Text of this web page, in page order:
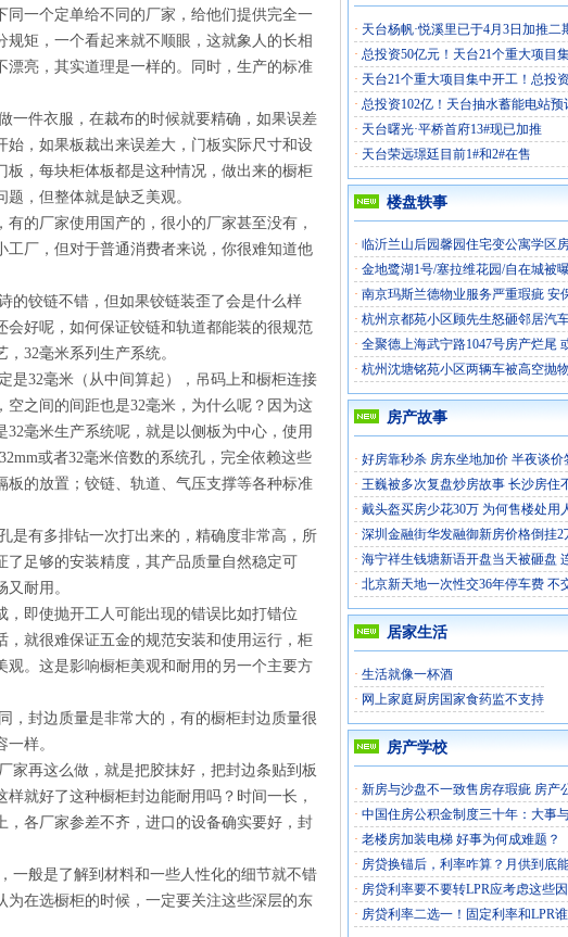
一个定单给不同的厂家，给他们提供完全一
矩，一个看起来就不顺眼，这就象人的长相
亮，其实道理是一样的。同时，生产的标准
件衣服，在裁布的时候就要精确，如果误差
，如果板裁出来误差大，门板实际尺寸和设
，每块柜体板都是这种情况，做出来的橱柜
，但整体就是缺乏美观。
的厂家使用国产的，很小的厂家甚至没有，
厂，但对于普通消费者来说，你很难知道他
铰链不错，但如果铰链装歪了会是什么样
好呢，如何保证铰链和轨道都能装的很规范
32毫米系列生产系统。
32毫米（从中间算起），吊码上和橱柜连接
之间的间距也是32毫米，为什么呢？因为这
毫米生产系统呢，就是以侧板为中心，使用
或者32毫米倍数的系统孔，完全依赖这些
的放置；铰链、轨道、气压支撑等各种标准
有多排钻一次打出来的，精确度非常高，所
足够的安装精度，其产品质量自然稳定可
耐用。
即使抛开工人可能出现的错误比如打错位
就很难保证五金的规范安装和使用运行，柜
。这是影响橱柜美观和耐用的另一个主要方
封边质量是非常大的，有的橱柜封边质量很
样。
再这么做，就是把胶抹好，把封边条贴到板
就好了这种橱柜封边能耐用吗？时间一长，
各厂家参差不齐，进口的设备确实要好，封
般是了解到材料和一些人性化的细节就不错
在选橱柜的时候，一定要关注这些深层的东
· 天台杨帆·悦溪里已于4月3日加推二
· 总投资50亿元！天台21个重大项目
· 天台21个重大项目集中开工！总投
· 总投资102亿！天台抽水蓄能电站
· 天台曙光·平桥首府13#现已加推
· 天台荣远璟廷目前1#和2#在售
楼盘轶事
· 临沂兰山后园馨园住宅变公寓学区
· 金地鹭湖1号/塞拉维花园/自在城被
· 南京玛斯兰德物业服务严重瑕疵 安
· 杭州京都苑小区顾先生怒砸邻居汽
· 全聚德上海武宁路1047号房产烂尾
· 杭州沈塘铭苑小区两辆车被高空抛
房产故事
· 好房靠秒杀 房东坐地加价 半夜谈价
· 王巍被多次复盘炒房故事 长沙房住
· 戴头盔买房少花30万 为何售楼处用
· 深圳金融街华发融御新房价格倒挂2
· 海宁祥生钱塘新语开盘当天被砸盘
· 北京新天地一次性交36年停车费 不
居家生活
· 生活就像一杯酒
· 网上家庭厨房国家食药监不支持
房产学校
· 新房与沙盘不一致售房存瑕疵 房产
· 中国住房公积金制度三十年：大事
· 老楼房加装电梯 好事为何成难题？
· 房贷换锚后，利率咋算？月供到底
· 房贷利率要不要转LPR应考虑这些
· 房贷利率二选一！固定利率和LPR